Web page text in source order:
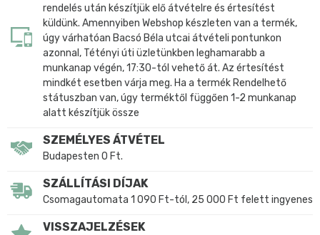
rendelés után készítjük elő átvételre és értesítést
küldünk. Amennyiben Webshop készleten van a termék,
úgy várhatóan Bacsó Béla utcai átvételi pontunkon
azonnal, Tétényi úti üzletünkben leghamarabb a
munkanap végén, 17:30-tól vehető át. Az értesítést
mindkét esetben várja meg. Ha a termék Rendelhető
státuszban van, úgy terméktől függően 1-2 munkanap
alatt készítjük össze
SZEMÉLYES ÁTVÉTEL
Budapesten 0 Ft.
SZÁLLÍTÁSI DÍJAK
Csomagautomata 1 090 Ft-tól, 25 000 Ft felett ingyenes
VISSZAJELZÉSEK